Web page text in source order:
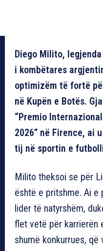
Diego Milito,
i kombëtares
optimizëm të fortë
në Kupën e Botës.
“Premio
2026” në Firence, ai
tij në sportin e
Milito theksoi se për
është e pritshme. Ai e
lider të natyrshëm,
flet vetë për karrierën
shumë konkurrues, që